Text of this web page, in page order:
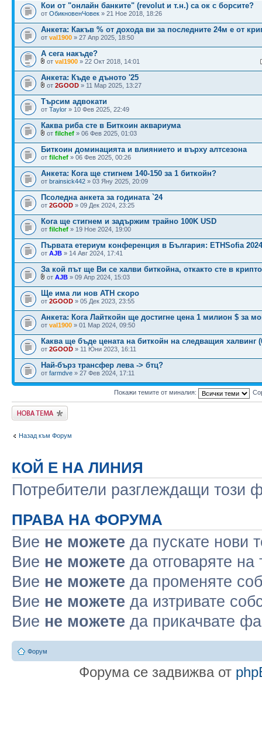
Кои от "онлайн банките" (revolut и т.н.) са ок с борсите?
от ОбикновенЧовек » 21 Ное 2018, 18:26
Анкета: Какъв % от дохода ви за последните 24м е от
от val1900 » 27 Апр 2025, 18:50
А сега накъде?
от val1900 » 22 Окт 2018, 14:01
Анкета: Къде е дъното '25
от 2GOOD » 11 Мар 2025, 13:27
Търсим адвокати
от Taylor » 10 Фев 2025, 22:49
Каква риба сте в Биткоин аквариума
от filchef » 06 Фев 2025, 01:03
Биткоин доминацията и влиянието и върху алтсезона
от filchef » 06 Фев 2025, 00:26
Анкета: Кога ще стигнем 140-150 за 1 биткойн?
от brainsick442 » 03 Яну 2025, 20:09
Псоледна анкета за годината `24
от 2GOOD » 09 Дек 2024, 23:25
Кога ще стигнем и задържим трайно 100K USD
от filchef » 19 Ное 2024, 19:00
Първата етeриум конференция в България: ETHSofia 2024
от AJB » 14 Авг 2024, 17:41
За кой път ще Ви се халви биткойна, откакто сте в
от AJB » 09 Апр 2024, 15:03
Ще има ли нов ATH скоро
от 2GOOD » 05 Дек 2023, 23:55
Анкета: Кога Лайткойн ще достигне цена 1 милион $ за
от val1900 » 01 Мар 2024, 09:50
Каква ще бъде цената на биткойн на следващия халвинг
от 2GOOD » 11 Юни 2023, 16:11
Най-бърз трансфер лева -> бтц?
от farmdve » 27 Фев 2024, 17:11
Покажи темите от миналия:
Публикувай нова
тема
Назад към Форум
КОЙ Е НА ЛИНИЯ
Потребители разглеждащи този
ПРАВА НА ФОРУМА
Вие не можете да пускате нови
Вие не можете да отговаряте на
Вие не можете да променяте
Вие не можете да изтривате
Вие не можете да прикачвате
Форум
Форума се задвижва от